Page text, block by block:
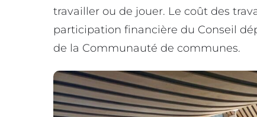
travailler ou de jouer. Le coût des
participation financière du Conseil
de la Communauté de communes.